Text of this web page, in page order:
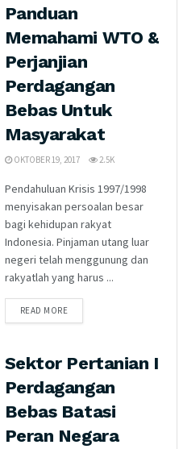
Panduan
Memahami WTO &
Perjanjian
Perdagangan
Bebas Untuk
Masyarakat
OKTOBER 19, 2017 2.5K
Pendahuluan Krisis 1997/1998
menyisakan persoalan besar
bagi kehidupan rakyat
Indonesia. Pinjaman utang luar
negeri telah menggunung dan
rakyatlah yang harus ...
READ MORE
Sektor Pertanian I
Perdagangan
Bebas Batasi
Peran Negara